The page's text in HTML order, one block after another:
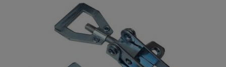
βοήθεια ενός ρολού το οποίο βουτάτε μέσα στο
λιωμένο κερί. TIP: Τα πλαίσια ANEL απολυμαίνονται
σε διάλυμα καυστικής ποτάσας 5% σε θερμοκρασία